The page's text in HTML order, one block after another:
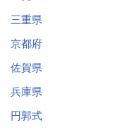
三重県
京都府
佐賀県
兵庫県
円郭式